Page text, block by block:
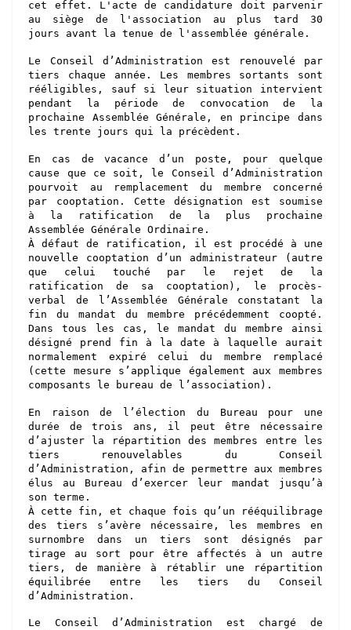
cet effet . L'acte de candidature
doit parvenir
au siège de l'association au plus tard 30
jours avant la tenue de l'assemblée générale.
Le Conseil d’Administration est renouvelé par
tiers chaque année. Les membres sortants sont
rééligibles, sauf si leur situation intervient
pendant la période de convocation de la
prochaine Assemblée Générale, en principe dans
les trente jours qui la précèdent.
En cas de vacance d’un poste, pour quelque
cause que ce soit, le Conseil d’Administration
pourvoit au remplacement du membre concerné
par cooptation. Cette désignation est soumise
à la ratification de la plus prochaine
Assemblée Générale Ordinaire.
À défaut de ratification, il est procédé à une
nouvelle cooptation d’un administrateur (autre
que celui touché par le rejet de la
ratification de sa cooptation), le procès-
verbal de l’Assemblée Générale constatant la
fin du mandat du membre précédemment coopté.
Dans tous les cas, le mandat du membre ainsi
désigné prend fin à la date à laquelle aurait
normalement expiré celui du membre remplacé
(cette mesure s’applique également aux membres
composants le bureau de l’association).
En raison de l’élection du Bureau pour une
durée de trois ans, il peut être nécessaire
d’ajuster la répartition des membres entre les
tiers renouvelables du Conseil
d’Administration, afin de permettre aux membres
élus au Bureau d’exercer leur mandat jusqu’à
son terme.
À cette fin, et chaque fois qu’un rééquilibrage
des tiers s’avère nécessaire, les membres en
surnombre dans un tiers sont désignés par
tirage au sort pour être affectés à un autre
tiers, de manière à rétablir une répartition
équilibrée entre les tiers du Conseil
d’Administration.
Le Conseil d’Administration est chargé de